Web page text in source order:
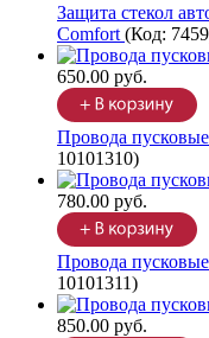
Защита стекол
Comfort (Код: 7459
650.00 руб.
Провода
10101310)
780.00 руб.
Провода
10101311)
850.00 руб.